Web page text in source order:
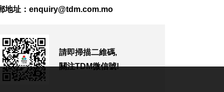
第16號颱風“琵鷺” 西
日長野縣泥石流致道
路無法通行 料約390
地址： enquiry@tdm.com.mo
請即掃描二維碼,
關注TDM微信號!